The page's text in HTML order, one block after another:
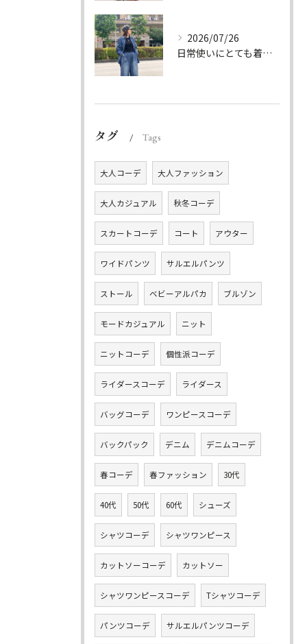
2026/07/26
日常使いにとても着やすいデニムのセットアップ。
タグ Tags
大人コーデ 大人ファッション
大人カジュアル 秋冬コーデ
スカートコーデ コート アウター
ワイドパンツ サルエルパンツ
ストール ベビーアルパカ ブルゾン
モードカジュアル ニット
ニットコーデ 個性派コーデ
ライダースコーデ ライダース
バッグコーデ ワンピースコーデ
バックパック デニム デニムコーデ
春コーデ 春ファッション 30代
40代 50代 60代 シューズ
シャツコーデ シャツワンピース
カットソーコーデ カットソー
シャツワンピースコーデ Tシャツコーデ
パンツコーデ サルエルパンツコーデ